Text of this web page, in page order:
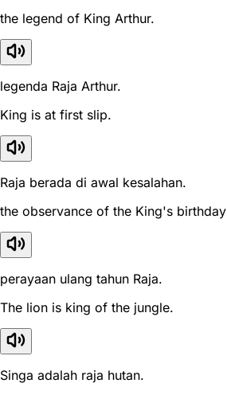
the legend of King Arthur.
legenda Raja Arthur.
King is at first slip.
Raja berada di awal kesalahan.
the observance of the King's birthday
perayaan ulang tahun Raja.
The lion is king of the jungle.
Singa adalah raja hutan.